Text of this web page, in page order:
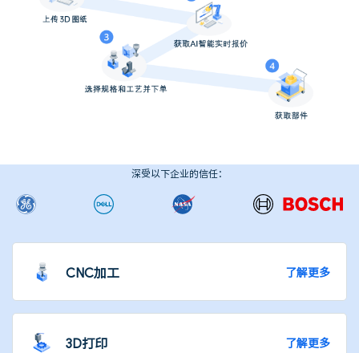
CNC加工 了解更多
3D打印 了解更多
深受以下企业的信任：